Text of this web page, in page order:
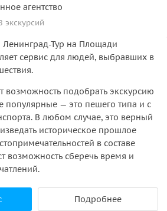
агентство
экскурсий
Тур на Площади
сервис для людей, выбравших в
возможность подобрать экскурсию
— это пешего типа и с
В любом случае, это верный
историческое прошлое
в составе
возможность сберечь время и
Подробнее